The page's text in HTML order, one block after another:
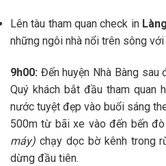
Lên tàu tham quan check in
những ngôi nhà nổi trên sông
9h00: Đến huyện Nhà Bàng sau
Quý khách bắt đầu tham quan
nước tuyệt đẹp vào buổi sáng
500m từ bãi xe vào đến bến
máy) chạy dọc bờ kênh trong
dừng đầu tiên.